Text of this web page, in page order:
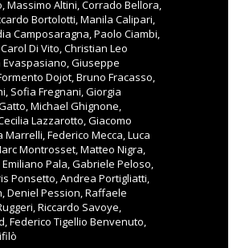
Massimo Altini, Corrado Bellora,
Bortolotti, Manila Calipari,
Camposaragna, Paolo Ciambi,
Di Vito, Christian Leo
Giuseppe
Dojot, Bruno Fracasso,
Sofia Fregnani, Giorgia
Michael Ghignone,
Lazzarotto, Giacomo
Marrelli, Federico Mecca, Luca
Montrosset, Matteo Nigra,
Pala, Gabriele Peloso,
Ponsetto, Andrea Portigliatti,
Deniel Pession, Raffaele
Riccardo Savoye,
Federico Tigellio Benvenuto,